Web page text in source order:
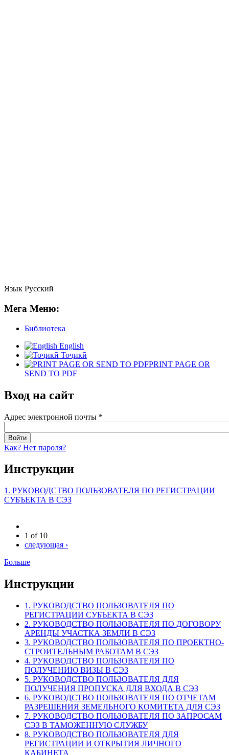
Язык Русский
Мега Меню:
Библиотека
English
Тоҷикӣ
PRINT PAGE OR
SEND TO PDF
Вход на сайт
Адрес электронной почты *
Как? Нет пароля?
Инструкции
1. РУКОВОДСТВО ПОЛЬЗОВАТЕЛЯ ПО РЕГИСТРАЦИИ
СУБЪЕКТА В СЭЗ
1 of 10
следующая ›
Больше
Инструкции
1. РУКОВОДСТВО ПОЛЬЗОВАТЕЛЯ ПО
РЕГИСТРАЦИИ СУБЪЕКТА В СЭЗ
2. РУКОВОДСТВО ПОЛЬЗОВАТЕЛЯ ПО ДОГОВОРУ
АРЕНДЫ УЧАСТКА ЗЕМЛИ В СЭЗ
3. РУКОВОДСТВО ПОЛЬЗОВАТЕЛЯ ПО ПРОЕКТНО-
СТРОИТЕЛЬНЫМ РАБОТАМ В СЭЗ
4. РУКОВОДСТВО ПОЛЬЗОВАТЕЛЯ ПО
ПОЛУЧЕНИЮ ВИЗЫ В СЭЗ
5. РУКОВОДСТВО ПОЛЬЗОВАТЕЛЯ ДЛЯ
ПОЛУЧЕНИЯ ПРОПУСКА ДЛЯ ВХОДА В СЭЗ
6. РУКОВОДСТВО ПОЛЬЗОВАТЕЛЯ ПО ОТЧЕТАМ
РАЗРЕШЕНИЯ ЗЕМЕЛЬНОГО КОМИТЕТА ДЛЯ СЭЗ
7. РУКОВОДСТВО ПОЛЬЗОВАТЕЛЯ ПО ЗАПРОСАМ
СЭЗ В ТАМОЖЕННУЮ СЛУЖБУ
8. РУКОВОДСТВО ПОЛЬЗОВАТЕЛЯ ДЛЯ
РЕГИСТРАЦИИ И ОТКРЫТИЯ ЛИЧНОГО
КАБИНЕТА